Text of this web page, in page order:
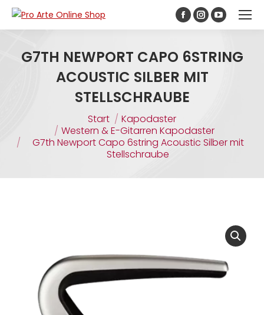
springen
G7TH NEWPORT CAPO 6STRING
ACOUSTIC SILBER MIT
STELLSCHRAUBE
Sie befinden sich hier:
Start
Kapodaster
Western & E-Gitarren Kapodaster
G7th Newport Capo 6string Acoustic Silber mit
Stellschraube